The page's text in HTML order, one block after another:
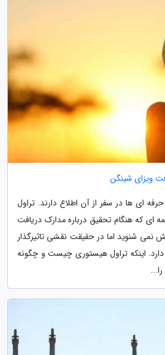
ویزای شینگن
ای ها در سفر از آن اطلاع دارند. تراول
ای که هنگام تحقیق درباره مدارک دریافت
نمی شنوید اما در حقیقت نقشی تاثیرگذار
اینکه تراول هیستوری چیست و چگونه